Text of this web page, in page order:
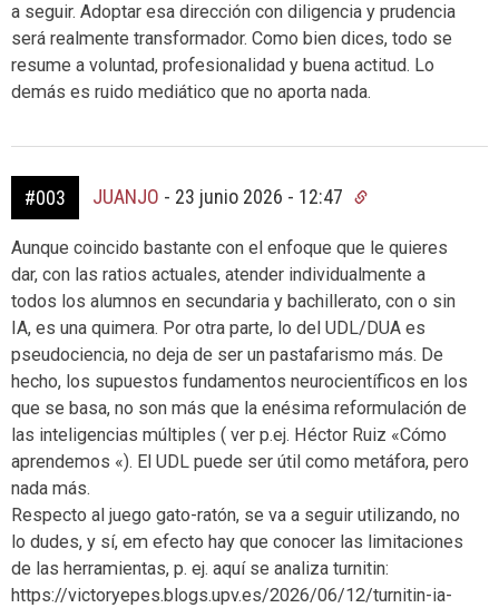
a seguir. Adoptar esa dirección con diligencia y prudencia
será realmente transformador. Como bien dices, todo se
resume a voluntad, profesionalidad y buena actitud. Lo
demás es ruido mediático que no aporta nada.
#003 JUANJO - 23 junio 2026 - 12:47
Aunque coincido bastante con el enfoque que le quieres
dar, con las ratios actuales, atender individualmente a
todos los alumnos en secundaria y bachillerato, con o sin
IA, es una quimera. Por otra parte, lo del UDL/DUA es
pseudociencia, no deja de ser un pastafarismo más. De
hecho, los supuestos fundamentos neurocientíficos en los
que se basa, no son más que la enésima reformulación de
las inteligencias múltiples ( ver p.ej. Héctor Ruiz «Cómo
aprendemos «). El UDL puede ser útil como metáfora, pero
nada más.
Respecto al juego gato-ratón, se va a seguir utilizando, no
lo dudes, y sí, em efecto hay que conocer las limitaciones
de las herramientas, p. ej. aquí se analiza turnitin:
https://victoryepes.blogs.upv.es/2026/06/12/turnitin-ia-